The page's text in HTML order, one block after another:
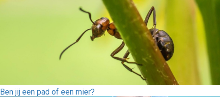
Ben jij een pad of een mier?